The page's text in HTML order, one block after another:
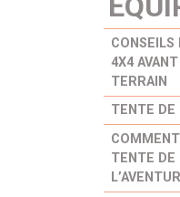
CONSEILS
4X4
TERRAIN
TENTE DE
TENTE